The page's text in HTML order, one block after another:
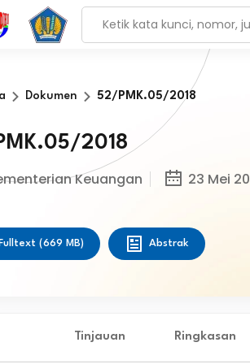
Dokumen 52/PMK.05/2018
2018
Keuangan 23 Mei
Fulltext (669 MB) Abstrak
Tinjauan Ringkasan